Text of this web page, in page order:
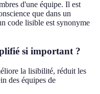
d'une équipe. Il est
que dans un
code lisible est synonyme
si important ?
la lisibilité, réduit les
des équipes de